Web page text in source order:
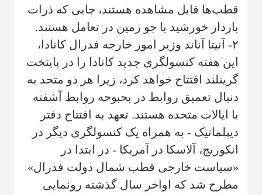
قطب‌ها قابل مشاهده هستند، جایی که ذرات
باردار خورشید با جو زمین در تعامل هستند.
۲- آنیتا آناند وزیر امور خارجه فدرال کانادا،
این هفته کنسولگری جدید کانادا را در پایتخت
گرینلند افتتاح خواهد کرد، زیرا هر دو متحد به
دنبال تعمیق روابط در بحبوحه روابط آشفته
با ایالات متحده هستند. تعهد به افتتاح دفتر
دیپلماتیک - به همراه یک کنسولگری دیگر در
انکوریج، آلاسکا در آمریکا - در ابتدا در
«سیاست خارجی قطب شمال دولت فدرال»
مطرح شد که اواخر سال گذشته رونمایی